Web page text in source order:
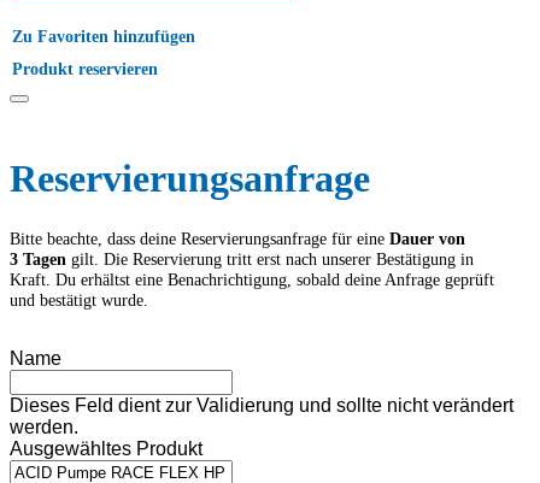
Zu Favoriten hinzufügen
Produkt reservieren
Reservierungs­anfrage
Bitte beachte, dass deine Reservierungs­anfrage für eine Dauer von
3 Tagen gilt. Die Reservierung tritt erst nach unserer Bestätigung in
Kraft. Du erhältst eine Benachrichtigung, sobald deine Anfrage geprüft
und bestätigt wurde.
Name
Dieses Feld dient zur Validierung und sollte nicht verändert
werden.
Ausgewähltes Produkt